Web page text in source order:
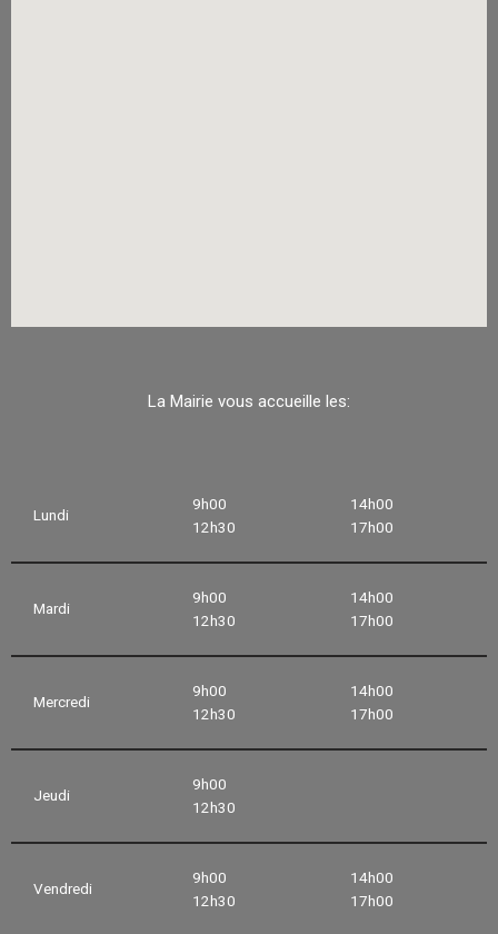
La Mairie vous accueille les:
Lundi
9h00
12h30
14h00
17h00
Mardi
9h00
12h30
14h00
17h00
Mercredi
9h00
12h30
14h00
17h00
Jeudi
9h00
12h30
Vendredi
9h00
12h30
14h00
17h00